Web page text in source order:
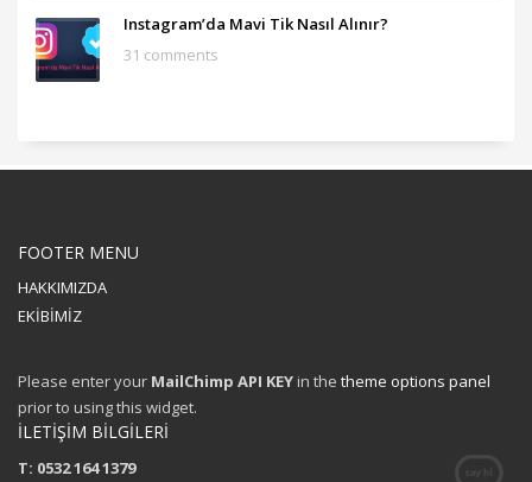
Instagram’da Mavi Tik Nasıl Alınır?
31 comments
FOOTER MENU
HAKKIMIZDA
EKİBİMİZ
Please enter your MailChimp API KEY in the theme options panel
prior to using this widget.
İLETİŞİM BİLGİLERİ
T: 0532 164 1379